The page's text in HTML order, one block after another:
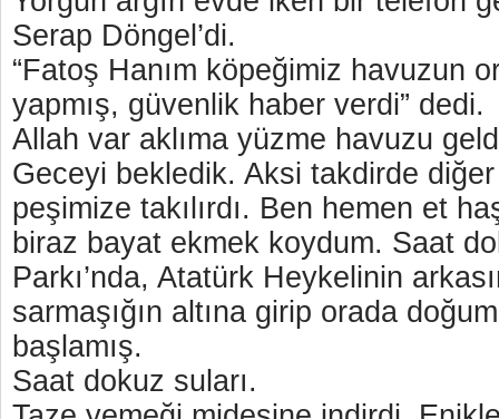
Serap Döngel’di.
“Fatoş Hanım köpeğimiz havuzun
yapmış, güvenlik haber verdi” dedi.
Allah var aklıma yüzme havuzu
Geceyi bekledik. Aksi takdirde diğer
peşimize takılırdı. Ben hemen et
biraz bayat ekmek koydum. Saat
Parkı’nda, Atatürk Heykelinin
sarmaşığın altına girip orada
başlamış.
Saat dokuz suları.